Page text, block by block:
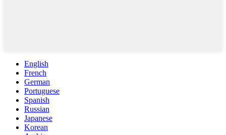
English
French
German
Portuguese
Spanish
Russian
Japanese
Korean